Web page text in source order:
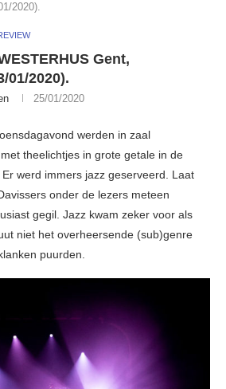
2020).
Gent,
01/2020).
25/01/2020
werden in zaal
theelichtjes in grote getale in de
werd immers jazz geserveerd. Laat
onder de lezers meteen
gegil. Jazz kwam zeker voor als
niet het overheersende (sub)genre
puurden.